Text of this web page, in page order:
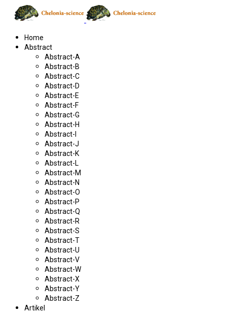
Home
Abstract
Abstract-A
Abstract-B
Abstract-C
Abstract-D
Abstract-E
Abstract-F
Abstract-G
Abstract-H
Abstract-I
Abstract-J
Abstract-K
Abstract-L
Abstract-M
Abstract-N
Abstract-O
Abstract-P
Abstract-Q
Abstract-R
Abstract-S
Abstract-T
Abstract-U
Abstract-V
Abstract-W
Abstract-X
Abstract-Y
Abstract-Z
Artikel